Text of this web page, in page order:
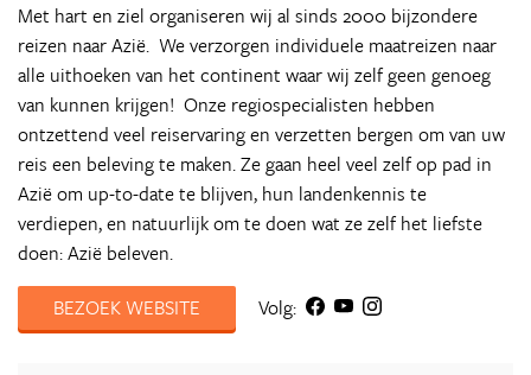
Met hart en ziel organiseren wij al sinds 2000 bijzondere
reizen naar Azië. We verzorgen individuele maatreizen naar
alle uithoeken van het continent waar wij zelf geen genoeg
van kunnen krijgen! Onze regiospecialisten hebben
ontzettend veel reiservaring en verzetten bergen om van uw
reis een beleving te maken. Ze gaan heel veel zelf op pad in
Azië om up-to-date te blijven, hun landenkennis te
verdiepen, en natuurlijk om te doen wat ze zelf het liefste
doen: Azië beleven.
BEZOEK WEBSITE
Volg: